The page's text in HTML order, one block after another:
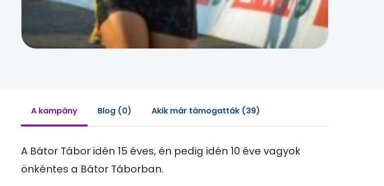
A kampány Blog (0) Akik már támogatták (39)
A Bátor Tábor idén 15 éves, én pedig idén 10 éve vagyok
önkéntes a Bátor Táborban.